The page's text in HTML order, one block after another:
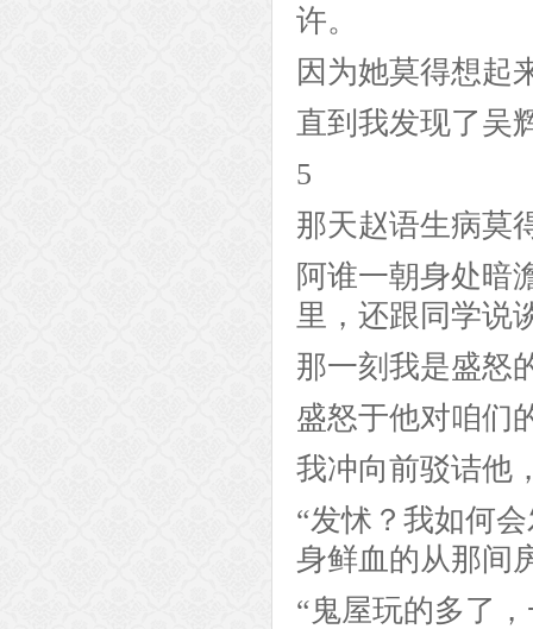
许。
因为她莫得想起
直到我发现了吴
5
那天赵语生病莫
阿谁一朝身处暗
里，还跟同学说
那一刻我是盛怒
盛怒于他对咱们
我冲向前驳诘他
“发怵？我如何
身鲜血的从那间
“鬼屋玩的多了